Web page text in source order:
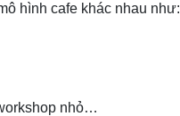
hình cafe khác nhau như:
nhỏ…